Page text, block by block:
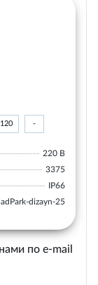
-
220 В
3375
IP66
dizayn-25
по e-mail